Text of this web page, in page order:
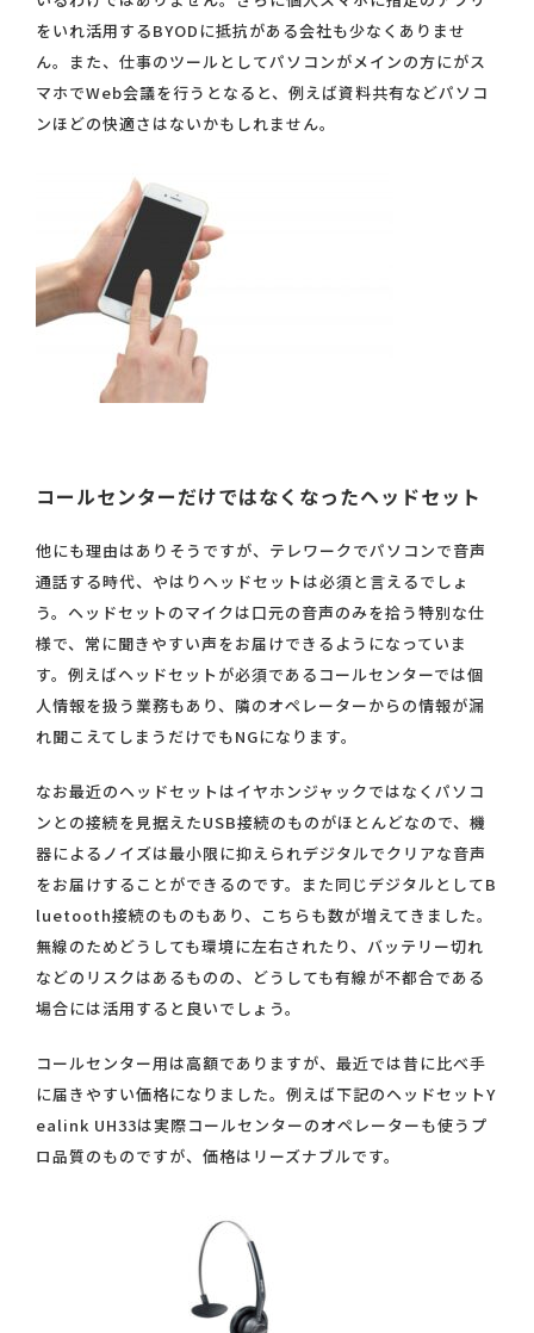
をいれ活用するBYODに抵抗がある会社も少なくありませ
ん。また、仕事のツールとしてパソコンがメインの方にがス
マホでWeb会議を行うとなると、例えば資料共有などパソコ
ンほどの快適さはないかもしれません。
コールセンターだけではなくなったヘッドセット
他にも理由はありそうですが、テレワークでパソコンで音声
通話する時代、やはりヘッドセットは必須と言えるでしょ
う。ヘッドセットのマイクは口元の音声のみを拾う特別な仕
様で、常に聞きやすい声をお届けできるようになっていま
す。例えばヘッドセットが必須であるコールセンターでは個
人情報を扱う業務もあり、隣のオペレーターからの情報が漏
れ聞こえてしまうだけでもNGになります。
なお最近のヘッドセットはイヤホンジャックではなくパソコ
ンとの接続を見据えたUSB接続のものがほとんどなので、機
器によるノイズは最小限に抑えられデジタルでクリアな音声
をお届けすることができるのです。また同じデジタルとしてB
luetooth接続のものもあり、こちらも数が増えてきました。
無線のためどうしても環境に左右されたり、バッテリー切れ
などのリスクはあるものの、どうしても有線が不都合である
場合には活用すると良いでしょう。
コールセンター用は高額でありますが、最近では昔に比べ手
に届きやすい価格になりました。例えば下記のヘッドセットY
ealink UH33は実際コールセンターのオペレーターも使うプ
ロ品質のものですが、価格はリーズナブルです。